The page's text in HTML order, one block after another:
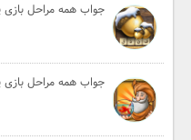
جواب همه مراحل بازی
جواب همه مراحل بازی